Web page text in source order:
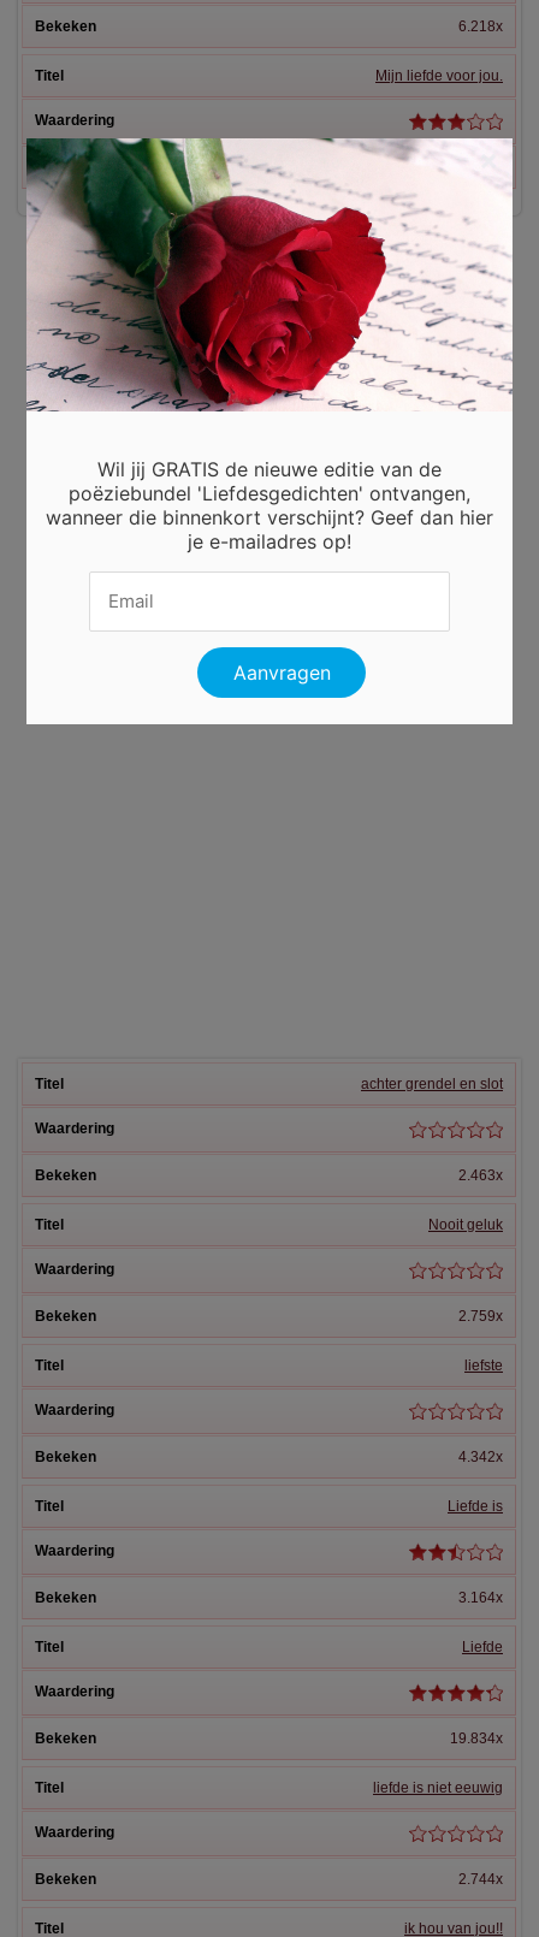
6.218x
Mijn liefde voor jou.
achter grendel en slot
2.463x
Nooit geluk
2.759x
liefste
4.342x
Liefde is
3.164x
Liefde
19.834x
liefde is niet eeuwig
2.744x
ik hou van jou!!
Wil jij GRATIS de nieuwe editie van de
poëziebundel 'Liefdesgedichten' ontvangen,
wanneer die binnenkort verschijnt? Geef dan hier
je e-mailadres op!